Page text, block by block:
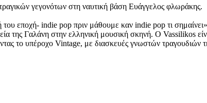
γεγονότων στη ναυτική βάση Ευάγγελος φλωράκης.
εποχή- indie pop πριν μάθουμε καν indie pop τι
της Γαλάνη στην ελληνική μουσική σκηνή. O Vassilikos
το υπέροχο Vintage, με διασκευές γνωστών τραγουδιών